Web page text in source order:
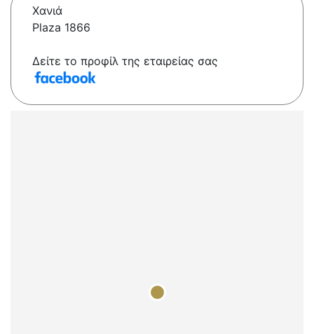
Χανιά
Plaza 1866
Δείτε το προφίλ της εταιρείας σας